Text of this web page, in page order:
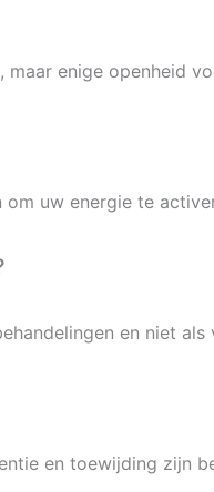
enige openheid
uw energie te
en niet als
en toewijding zijn